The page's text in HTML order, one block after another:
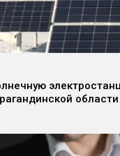
области